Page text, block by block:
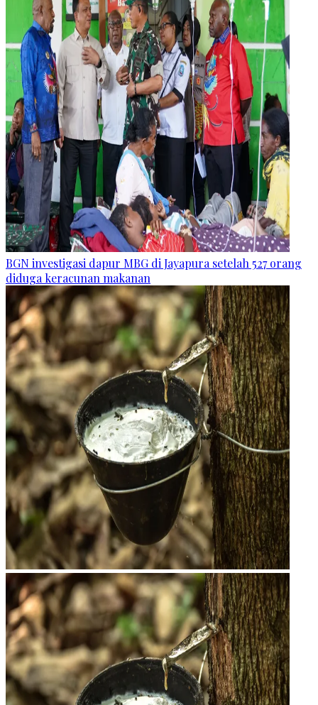
BGN investigasi dapur MBG di Jayapura setelah 527 orang
diduga keracunan makanan